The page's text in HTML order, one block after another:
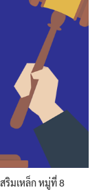
ริมเหล็ก หมู่ที่ 8